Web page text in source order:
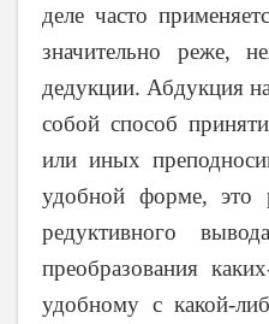
деле часто
значительно реже,
дедукции. Абдукция
собой способ
или иных
удобной форме, это
редуктивного
преобразования
удобному с какой-